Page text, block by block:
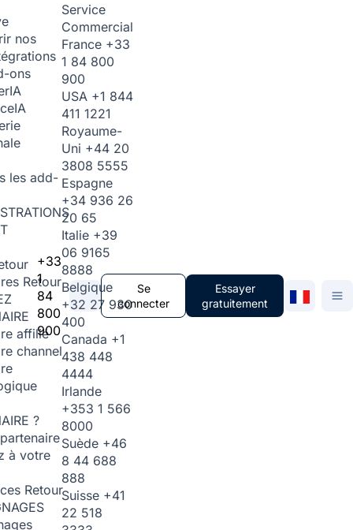
nos
ons
IA
IA
les add-
Retour
affilié
channel
?
à votre
Retour
+33
1
84
800
900
Service
Commercial
France +33
1 84 800
900
USA +1 844
411 1221
Royaume-
Uni +44 20
3808 5555
Espagne
+34 936 26
20 65
Italie +39
06 9165
8888
Belgique
+32 27 930
400
Canada +1
438 448
4444
Irlande
+353 1 566
8000
Suède +46
8 44 688
888
Suisse +41
22 518
Se
connecter
Essayer
gratuitement